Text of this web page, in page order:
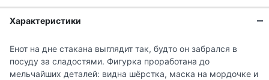
Характеристики
Енот на дне стакана выглядит так, будто он забрался в
посуду за сладостями. Фигурка проработана до
мельчайших деталей: видна шёрстка, маска на мордочке и